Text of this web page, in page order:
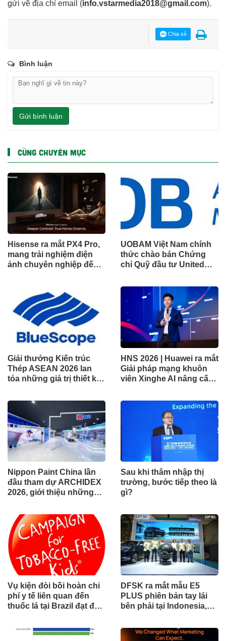
gửi về địa chỉ email (info.vstarmedia2018@gmail.com).
Chia sẻ
Bình luận
Gửi bình luận
CÙNG CHUYÊN MỤC
Hisense ra mắt PX4 Pro,
mang trải nghiệm điện
ảnh chuyên nghiệp đến
UOBAM Việt Nam chính
thức chào bán Chứng
chỉ Quỹ đầu tư United
(UMMF)
Giải thưởng Kiến trúc
Thép ASEAN 2026 lan
tỏa những giá trị thiết kế
vực
HNS 2026 | Huawei ra mắt
Giải pháp mạng khuôn
viên Xinghe AI nâng cấp
Nippon Paint China lần
đầu tham dự ARCHIDEX
2026, giới thiệu những
công nghiệp
Sau khi thâm nhập thị
trường, bước tiếp theo là
gì?
Vụ kiện đòi bồi hoàn chi
phí y tế liên quan đến
thuốc lá tại Brazil đạt đến
tòa án chuẩn bị ra phán
DFSK ra mắt mẫu E5
PLUS phiên bản tay lái
bên phải tại Indonesia,
trong hành trình mở rộng
toàn cầu